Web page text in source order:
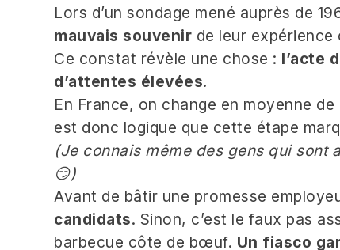
Lors d’un sondage mené auprès de
mauvais souvenir de leur expérience
Ce constat révèle une chose : l’acte
d’attentes élevées.
En France, on change en moyenne de
est donc logique que cette étape
(Je connais même des gens qui sont
😏)
Avant de bâtir une promesse
candidats. Sinon, c’est le faux pas
barbecue côte de bœuf. Un fiasco